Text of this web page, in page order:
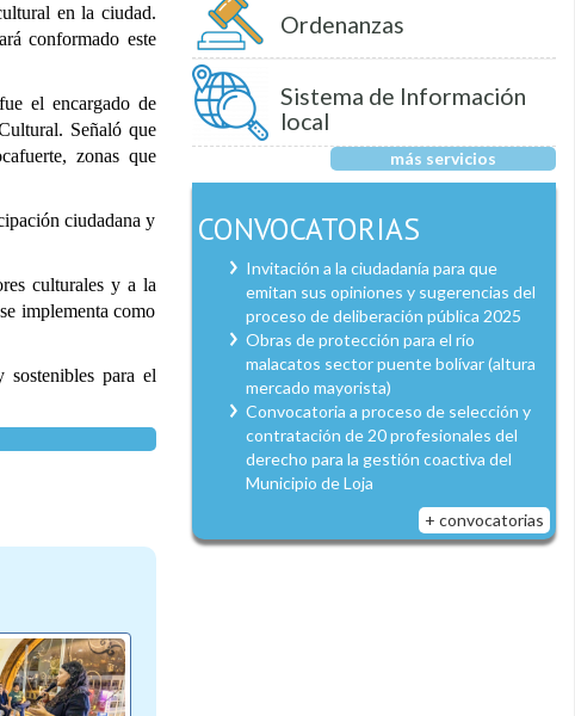
en la ciudad.
conformado este
el encargado de
Señaló que
zonas que
ciudadana y
culturales y a la
implementa como
para el
Ordenanzas
Sistema de Información
local
más servicios
CONVOCATORIAS
Invitación a la ciudadanía para que
emitan sus opiniones y sugerencias del
proceso de deliberación pública 2025
Obras de protección para el río
malacatos sector puente bolívar (altura
mercado mayorista)
Convocatoria a proceso de selección y
contratación de 20 profesionales del
derecho para la gestión coactiva del
Municipio de Loja
+ convocatorias